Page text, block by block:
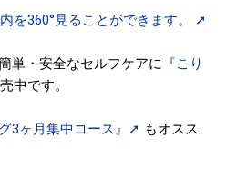
を360°見ることができます。 ➚
単・安全なセルフケアに
『こり
中です。
3ヶ月集中コース』➚ もオスス